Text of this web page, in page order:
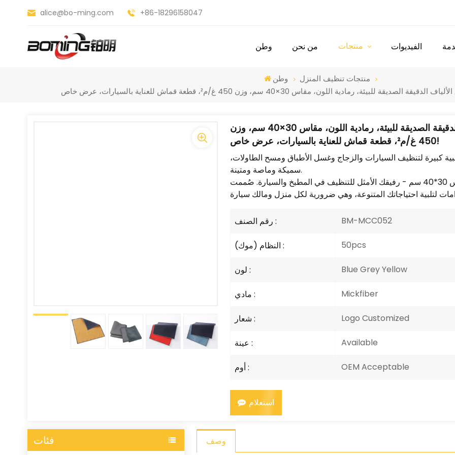
alice@bo-ming.com +86-18296158047
وطن من نحن الفيديوات
وطن
منتجات تنظيف المنزل
منشفة مربعة من جلد الغزال المصنوع من الألياف الدقيقة الصديقة للبيئة، رمادية اللون، مقاس 30×40 سم، وزن
450 غ/م²، قطعة قماش للعناية بالسيارات، عرض خاص!
الدقيقة مقاس 30*40 تحظى بشعبية كبيرة لتنظيف السيارات والزجاج وغسل الأطباق ومسح الطاولات،
سميكة وماصة ومتينة.
تعرّف على قطعة قماش المايكروفايبر الشهيرة لدينا بمقاس 30*40 سم - رفيقك الأمثل للتنظيف في المطبخ والسيارة. صُممت
رقم الصنف : BM-MCC052
النظام (موك) : 50pcs
لون : Blue Grey Yellow
مادي : Mickfiber
شعار : Logo Customized
عينة : Available
أوم : OEM Acceptable
استعلام
فئات وصف